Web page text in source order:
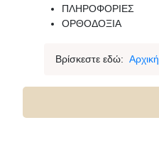
ΠΛΗΡΟΦΟΡΙΕΣ
ΟΡΘΟΔΟΞΙΑ
Βρίσκεστε εδώ: Αρχική